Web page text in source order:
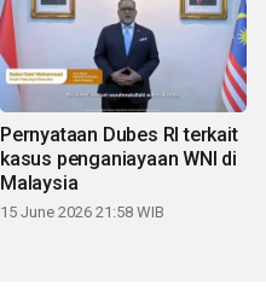
Pernyataan Dubes RI terkait
kasus penganiayaan WNI di
Malaysia
15 June 2026 21:58 WIB